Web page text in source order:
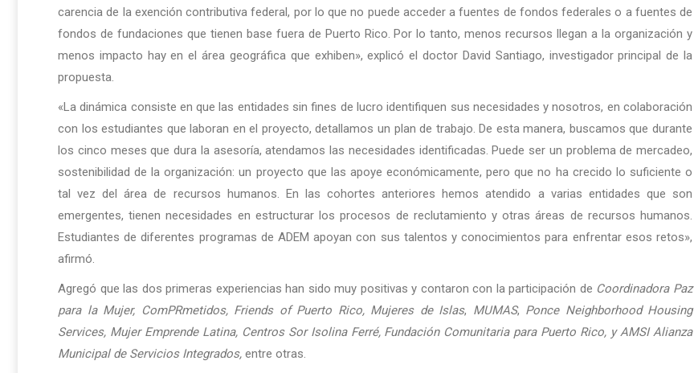
carencia de la exención contributiva federal, por lo que no puede acceder a fuentes de fondos federales o a fuentes de
fondos de fundaciones que tienen base fuera de Puerto Rico. Por lo tanto, menos recursos llegan a la organización y
menos impacto hay en el área geográfica que exhiben», explicó el doctor David Santiago, investigador principal de la
propuesta.
«La dinámica consiste en que las entidades sin fines de lucro identifiquen sus necesidades y nosotros, en colaboración
con los estudiantes que laboran en el proyecto, detallamos un plan de trabajo. De esta manera, buscamos que durante
los cinco meses que dura la asesoría, atendamos las necesidades identificadas. Puede ser un problema de mercadeo,
sostenibilidad de la organización: un proyecto que las apoye económicamente, pero que no ha crecido lo suficiente o
tal vez del área de recursos humanos. En las cohortes anteriores hemos atendido a varias entidades que son
emergentes, tienen necesidades en estructurar los procesos de reclutamiento y otras áreas de recursos humanos.
Estudiantes de diferentes programas de ADEM apoyan con sus talentos y conocimientos para enfrentar esos retos»,
afirmó.
Agregó que las dos primeras experiencias han sido muy positivas y contaron con la participación de Coordinadora Paz
para la Mujer, ComPRmetidos, Friends of Puerto Rico, Mujeres de Islas, MUMAS, Ponce Neighborhood Housing
Services, Mujer Emprende Latina, Centros Sor Isolina Ferré, Fundación Comunitaria para Puerto Rico, y AMSI Alianza
Municipal de Servicios Integrados, entre otras.